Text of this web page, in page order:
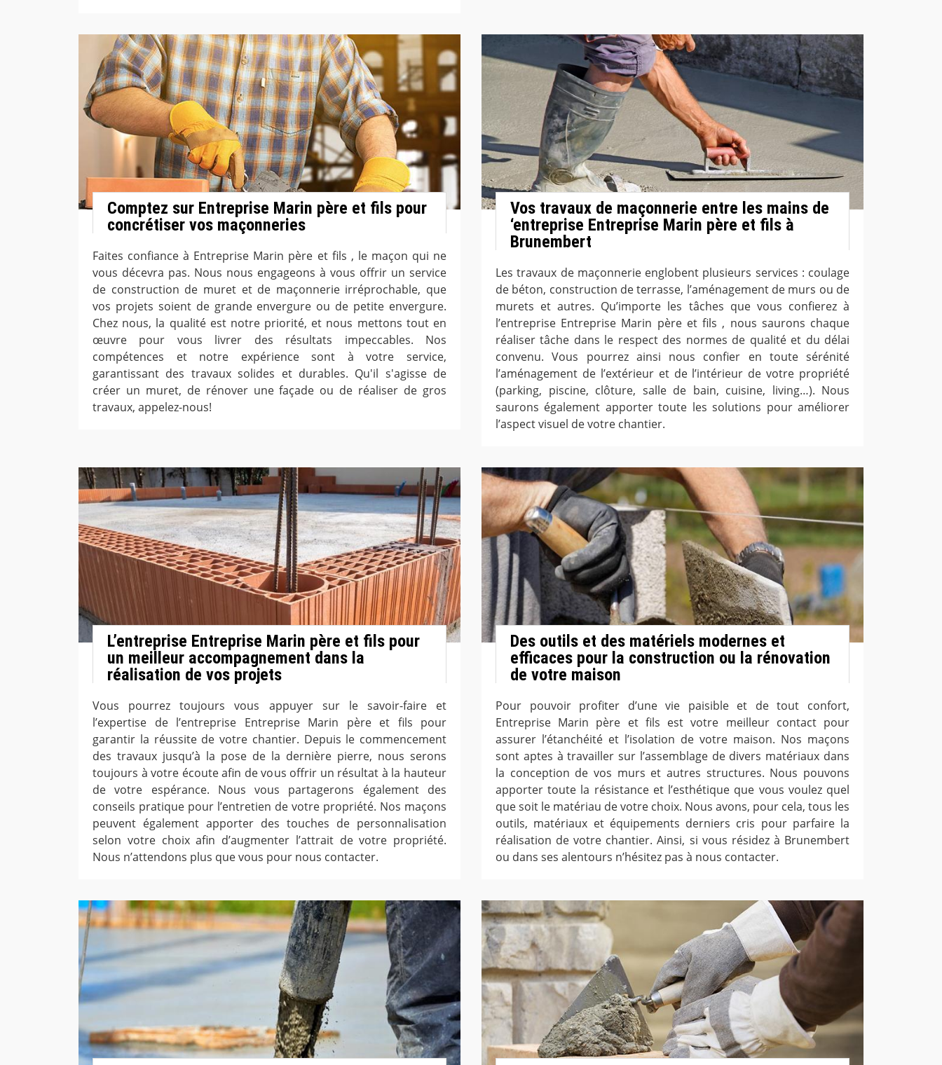
Comptez sur Entreprise Marin père et fils pour
concrétiser vos maçonneries
Faites confiance à Entreprise Marin père et fils , le maçon qui ne
vous décevra pas. Nous nous engageons à vous offrir un service
de construction de muret et de maçonnerie irréprochable, que
vos projets soient de grande envergure ou de petite envergure.
Chez nous, la qualité est notre priorité, et nous mettons tout en
œuvre pour vous livrer des résultats impeccables. Nos
compétences et notre expérience sont à votre service,
garantissant des travaux solides et durables. Qu'il s'agisse de
créer un muret, de rénover une façade ou de réaliser de gros
travaux, appelez-nous!
Vos travaux de maçonnerie entre les mains de
‘entreprise Entreprise Marin père et fils à
Brunembert
Les travaux de maçonnerie englobent plusieurs services : coulage
de béton, construction de terrasse, l’aménagement de murs ou de
murets et autres. Qu’importe les tâches que vous confierez à
l’entreprise Entreprise Marin père et fils , nous saurons chaque
réaliser tâche dans le respect des normes de qualité et du délai
convenu. Vous pourrez ainsi nous confier en toute sérénité
l’aménagement de l’extérieur et de l’intérieur de votre propriété
(parking, piscine, clôture, salle de bain, cuisine, living…). Nous
saurons également apporter toute les solutions pour améliorer
l’aspect visuel de votre chantier.
L’entreprise Entreprise Marin père et fils pour
un meilleur accompagnement dans la
réalisation de vos projets
Vous pourrez toujours vous appuyer sur le savoir-faire et
l’expertise de l’entreprise Entreprise Marin père et fils pour
garantir la réussite de votre chantier. Depuis le commencement
des travaux jusqu’à la pose de la dernière pierre, nous serons
toujours à votre écoute afin de vous offrir un résultat à la hauteur
de votre espérance. Nous vous partagerons également des
conseils pratique pour l’entretien de votre propriété. Nos maçons
peuvent également apporter des touches de personnalisation
selon votre choix afin d’augmenter l’attrait de votre propriété.
Nous n’attendons plus que vous pour nous contacter.
Des outils et des matériels modernes et
efficaces pour la construction ou la rénovation
de votre maison
Pour pouvoir profiter d’une vie paisible et de tout confort,
Entreprise Marin père et fils est votre meilleur contact pour
assurer l’étanchéité et l’isolation de votre maison. Nos maçons
sont aptes à travailler sur l’assemblage de divers matériaux dans
la conception de vos murs et autres structures. Nous pouvons
apporter toute la résistance et l’esthétique que vous voulez quel
que soit le matériau de votre choix. Nous avons, pour cela, tous les
outils, matériaux et équipements derniers cris pour parfaire la
réalisation de votre chantier. Ainsi, si vous résidez à Brunembert
ou dans ses alentours n’hésitez pas à nous contacter.